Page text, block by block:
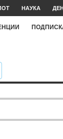
НАУКА